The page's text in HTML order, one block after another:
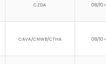
CZDA 08/10>
CAVA/CNWB/CTHA 08/10>